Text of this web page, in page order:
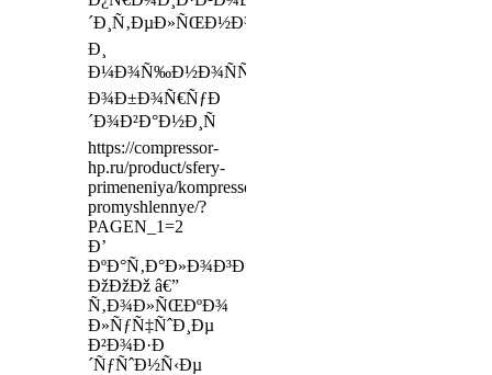
´Ð¸Ñ‚ÐµÐ»ÑŒÐ½Ð¾ÑÑ‚ÑŒ
Ð¸
Ð¼Ð¾Ñ‰Ð½Ð¾ÑÑ‚ÑŒ
Ð¾Ð±Ð¾Ñ€ÑƒÐ
´Ð¾Ð²Ð°Ð½Ð¸Ñ
https://compressor-
hp.ru/product/sfery-
primeneniya/kompressory-
promyshlennye/?
PAGEN_1=2
Ð’
ÐºÐ°Ñ‚Ð°Ð»Ð¾Ð³Ðµ
ÐžÐžÐž â€”
Ñ‚Ð¾Ð»ÑŒÐºÐ¾
Ð»ÑƒÑ‡ÑˆÐ¸Ðµ
Ð²Ð¾Ð·Ð
´ÑƒÑˆÐ½Ñ‹Ðµ